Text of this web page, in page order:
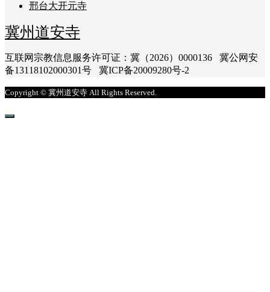
邢台大开元寺
冀州道安寺
互联网宗教信息服务许可证：冀（2026）0000136 冀公网安
备13118102000301号 冀ICP备20009280号-2
Copyright © 冀州道安寺 All Rights Reserved.